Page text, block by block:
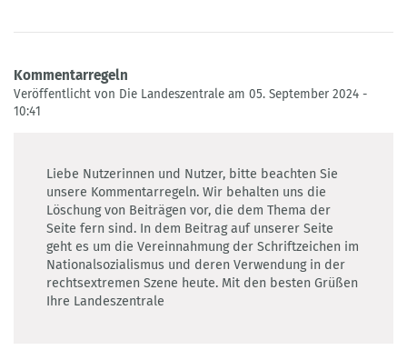
Kommentarregeln
Veröffentlicht von Die Landeszentrale am 05. September 2024 -
10:41
Liebe Nutzerinnen und Nutzer, bitte beachten Sie
unsere Kommentarregeln. Wir behalten uns die
Löschung von Beiträgen vor, die dem Thema der
Seite fern sind. In dem Beitrag auf unserer Seite
geht es um die Vereinnahmung der Schriftzeichen im
Nationalsozialismus und deren Verwendung in der
rechtsextremen Szene heute. Mit den besten Grüßen
Ihre Landeszentrale